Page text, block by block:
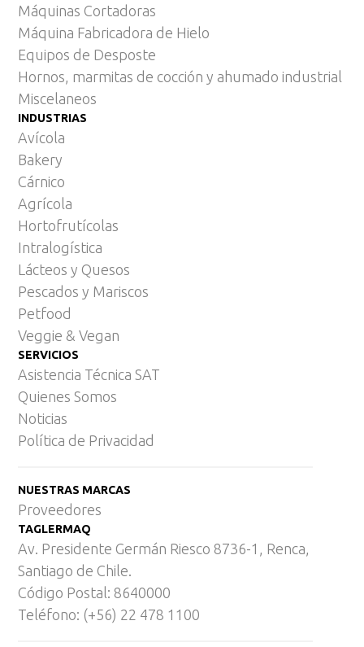
Máquinas Cortadoras
Máquina Fabricadora de Hielo
Equipos de Desposte
Hornos, marmitas de cocción y ahumado industrial
Miscelaneos
INDUSTRIAS
Avícola
Bakery
Cárnico
Agrícola
Hortofrutícolas
Intralogística
Lácteos y Quesos
Pescados y Mariscos
Petfood
Veggie & Vegan
SERVICIOS
Asistencia Técnica SAT
Quienes Somos
Noticias
Política de Privacidad
NUESTRAS MARCAS
Proveedores
TAGLERMAQ
Av. Presidente Germán Riesco 8736-1, Renca,
Santiago de Chile.
Código Postal: 8640000
Teléfono: (+56) 22 478 1100